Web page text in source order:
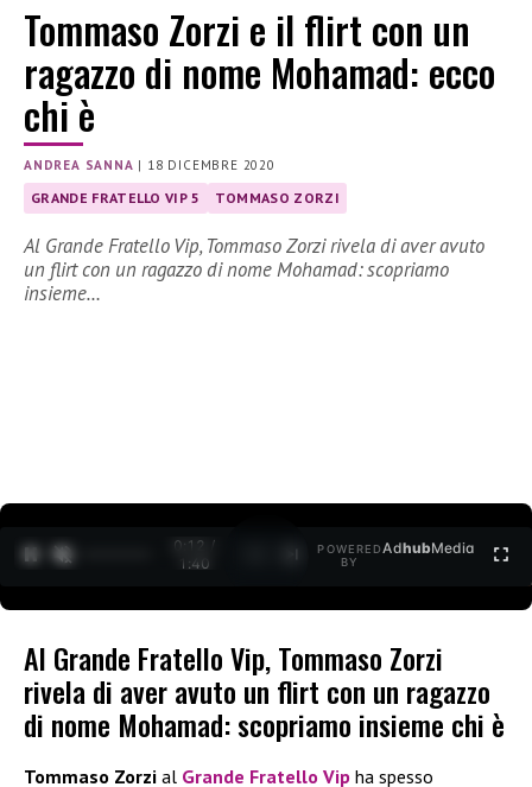
Tommaso Zorzi e il flirt con un
ragazzo di nome Mohamad: ecco
chi è
ANDREA SANNA | 18 DICEMBRE 2020
GRANDE FRATELLO VIP 5 TOMMASO ZORZI
Al Grande Fratello Vip, Tommaso Zorzi rivela di aver avuto
un flirt con un ragazzo di nome Mohamad: scopriamo
insieme…
0:12 /
1:40
POWERED
BY
AdhubMedia
Al Grande Fratello Vip, Tommaso Zorzi
rivela di aver avuto un flirt con un ragazzo
di nome Mohamad: scopriamo insieme chi è
Tommaso Zorzi al Grande Fratello Vip ha spesso